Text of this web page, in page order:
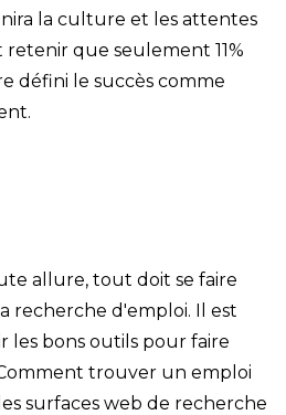
la culture et les attentes
que seulement 11%
défini le succès comme
allure, tout doit se faire
recherche d'emploi. Il est
les bons outils pour faire
trouver un emploi
surfaces web de recherche